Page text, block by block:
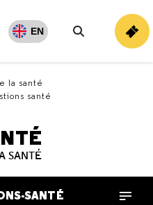
EN
Rechercher
la santé
santé
SANTÉ
SANTÉ